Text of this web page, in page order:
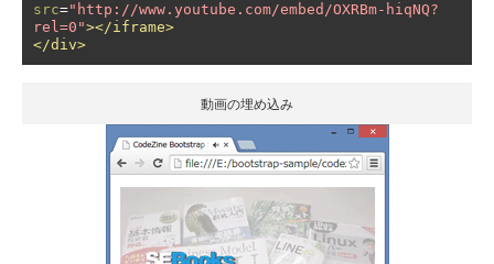
src="http://www.youtube.com/embed/OXRBm-hiqNQ?
rel=0"></iframe>
</div>
動画の埋め込み